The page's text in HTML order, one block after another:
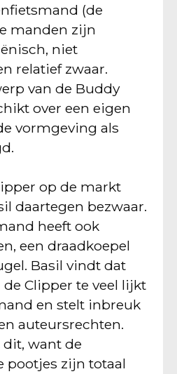
(de
manden zijn
niet
relatief zwaar.
van de Buddy
over een eigen
vormgeving als
op de markt
daartegen bezwaar.
heeft ook
een draadkoepel
Basil vindt dat
Clipper te veel lijkt
en stelt inbreuk
auteursrechten.
want de
pootjes zijn totaal